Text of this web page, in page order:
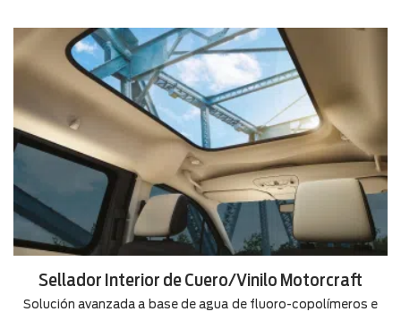
Sellador Interior de Cuero/Vinilo Motorcraft
Solución avanzada a base de agua de fluoro-copolímeros e